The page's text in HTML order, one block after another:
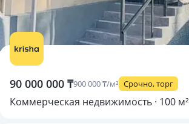
90 000 000 ₸900 000 ₸/м² Срочно, торг
Коммерческая недвижимость · 100 м²